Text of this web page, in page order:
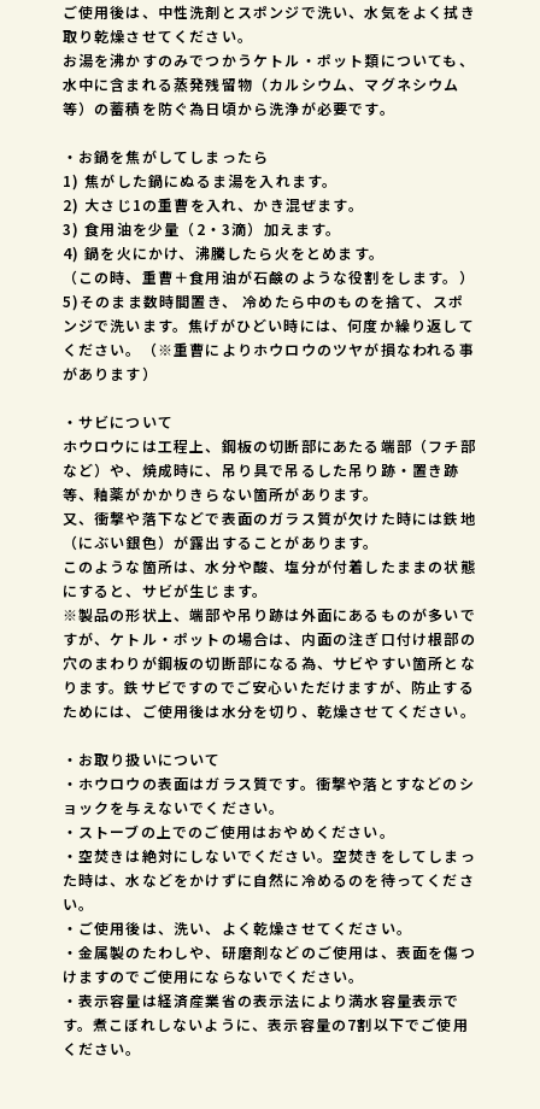
ご使用後は、中性洗剤とスポンジで洗い、水気をよく拭き
取り乾燥させてください。
お湯を沸かすのみでつかうケトル・ポット類についても、
水中に含まれる蒸発残留物（カルシウム、マグネシウム
等）の蓄積を防ぐ為日頃から洗浄が必要です。
・お鍋を焦がしてしまったら
1) 焦がした鍋にぬるま湯を入れます。
2) 大さじ1の重曹を入れ、かき混ぜます。
3) 食用油を少量（2・3滴）加えます。
4) 鍋を火にかけ、沸騰したら火をとめます。
（この時、重曹＋食用油が石鹸のような役割をします。）
5)そのまま数時間置き、 冷めたら中のものを捨て、スポ
ンジで洗います。焦げがひどい時には、何度か繰り返して
ください。（※重曹によりホウロウのツヤが損なわれる事
があります）
・サビについて
ホウロウには工程上、鋼板の切断部にあたる端部（フチ部
など）や、焼成時に、吊り具で吊るした吊り跡・置き跡
等、釉薬がかかりきらない箇所があります。
又、衝撃や落下などで表面のガラス質が欠けた時には鉄地
（にぶい銀色）が露出することがあります。
このような箇所は、水分や酸、塩分が付着したままの状態
にすると、サビが生じます。
※製品の形状上、端部や吊り跡は外面にあるものが多いで
すが、ケトル・ポットの場合は、内面の注ぎ口付け根部の
穴のまわりが鋼板の切断部になる為、サビやすい箇所とな
ります。鉄サビですのでご安心いただけますが、防止する
ためには、ご使用後は水分を切り、乾燥させてください。
・お取り扱いについて
・ホウロウの表面はガラス質です。衝撃や落とすなどのシ
ョックを与えないでください。
・ストーブの上でのご使用はおやめください。
・空焚きは絶対にしないでください。空焚きをしてしまっ
た時は、水などをかけずに自然に冷めるのを待ってくださ
い。
・ご使用後は、洗い、よく乾燥させてください。
・金属製のたわしや、研磨剤などのご使用は、表面を傷つ
けますのでご使用にならないでください。
・表示容量は経済産業省の表示法により満水容量表示で
す。煮こぼれしないように、表示容量の7割以下でご使用
ください。